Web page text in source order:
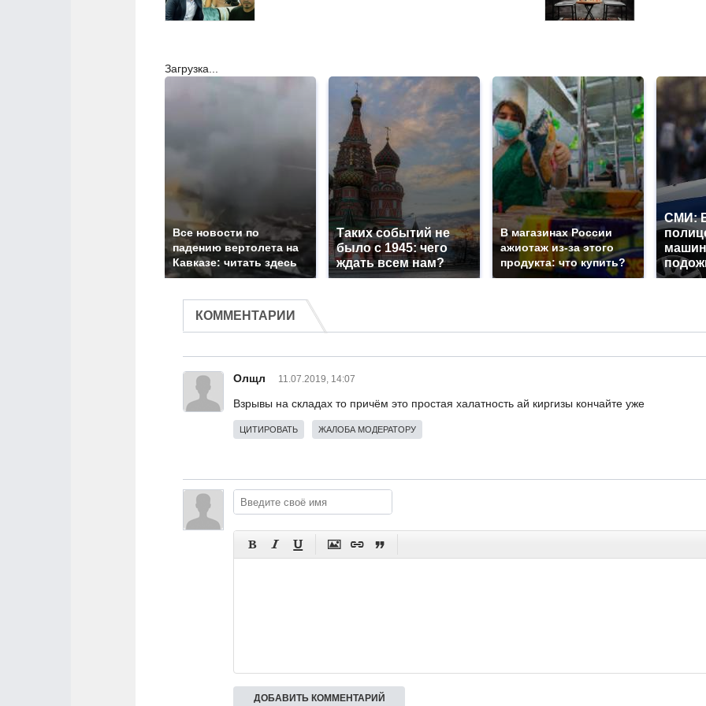
Загрузка...
Все новости по
падению вертолета на
Кавказе: читать здесь
Таких событий не
было с 1945: чего
ждать всем нам?
В магазинах России
ажиотаж из-за этого
продукта: что купить?
СМИ:
КОММЕНТАРИИ
Олщл 11.07.2019, 14:07
Взрывы на складах то причём это простая халатность ай киргизы кончайте уже
ЦИТИРОВАТЬ ЖАЛОБА МОДЕРАТОРУ
     